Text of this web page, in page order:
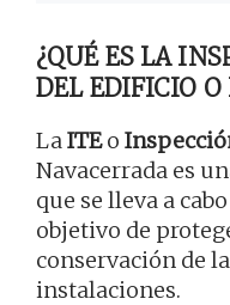
¿QUÉ ES LA
DEL EDIFICIO O
La ITEo
Navacerrada es
que se lleva a
objetivo de
conservación de
instalaciones.